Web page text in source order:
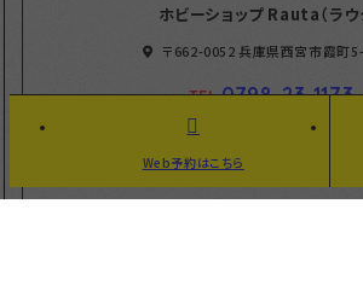
ホビーショップ Rauta（ラウ
〒662-0052 兵庫県西宮市霞町
TEL 0798-23-1173
Web予約はこちら